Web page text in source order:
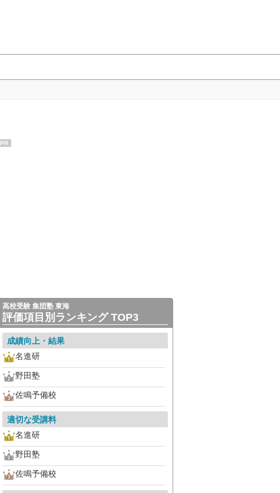
PR
高校受験 集団塾 東海
評価項目別ランキング TOP3
成績向上・結果
名進研
野田塾
佐鳴予備校
適切な受講料
名進研
野田塾
佐鳴予備校